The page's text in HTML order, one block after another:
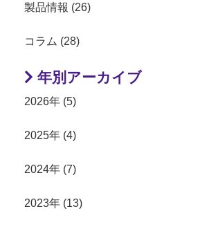
製品情報 (26)
コラム (28)
年別アーカイブ
2026年 (5)
2025年 (4)
2024年 (7)
2023年 (13)